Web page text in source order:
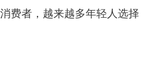
费者，越来越多年轻人选择